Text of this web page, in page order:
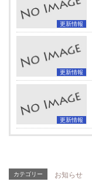
更新情報
更新情報
更新情報
カテゴリー お知らせ